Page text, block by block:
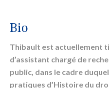
Bio
Thibault est actuellement
d’assistant chargé de
public, dans le cadre
pratiques d’Histoire du